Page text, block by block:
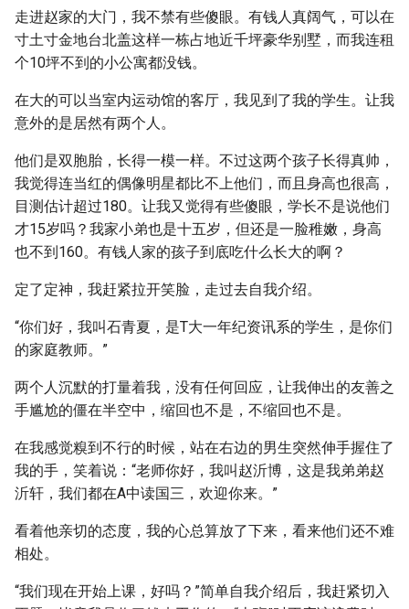
走进赵家的大门，我不禁有些傻眼。有钱人真阔气，可以在
寸土寸金地台北盖这样一栋占地近千坪豪华别墅，而我连租
个10坪不到的小公寓都没钱。
在大的可以当室内运动馆的客厅，我见到了我的学生。让我
意外的是居然有两个人。
他们是双胞胎，长得一模一样。不过这两个孩子长得真帅，
我觉得连当红的偶像明星都比不上他们，而且身高也很高，
目测估计超过180。让我又觉得有些傻眼，学长不是说他们
才15岁吗？我家小弟也是十五岁，但还是一脸稚嫩，身高
也不到160。有钱人家的孩子到底吃什么长大的啊？
定了定神，我赶紧拉开笑脸，走过去自我介绍。
“你们好，我叫石青夏，是T大一年纪资讯系的学生，是你们
的家庭教师。”
两个人沉默的打量着我，没有任何回应，让我伸出的友善之
手尴尬的僵在半空中，缩回也不是，不缩回也不是。
在我感觉糗到不行的时候，站在右边的男生突然伸手握住了
我的手，笑着说：“老师你好，我叫赵沂博，这是我弟弟赵
沂轩，我们都在A中读国三，欢迎你来。”
看着他亲切的态度，我的心总算放了下来，看来他们还不难
相处。
“我们现在开始上课，好吗？”简单自我介绍后，我赶紧切入